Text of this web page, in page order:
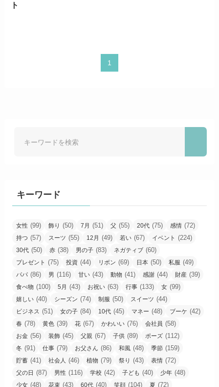
ト
1
キーワード
女性 (99) 飾り (50) 7月 (51) 父 (55) 20代 (75) 感情 (72)
持つ (57) スーツ (55) 12月 (49) 若い (67) イベント (224)
30代 (50) 赤 (38) 男の子 (83) ネガティブ (60)
プレゼント (75) 投資 (44) リボン (69) 日本 (50) 私服 (49)
パパ (86) 男 (116) 甘い (43) 動物 (41) 感謝 (44) 財産 (39)
食べ物 (100) 5月 (43) お祝い (63) 行事 (133) 女 (99)
嬉しい (40) シーズン (74) 制服 (50) スイーツ (44)
ビジネス (51) 女の子 (84) 10代 (45) マネー (48) ブーケ (42)
春 (78) 黄色 (39) 花 (67) かわいい (76) 会社員 (58)
お金 (56) 装飾 (45) 父親 (67) 子供 (89) ポーズ (112)
冬 (91) 仕事 (79) お父さん (86) 和風 (48) 季節 (159)
貯蓄 (41) 社会人 (46) 植物 (79) 祭り (43) 表情 (72)
父の日 (87) 男性 (116) 学校 (42) 子ども (40) 少年 (48)
少女 (48) 花束 (43) 60代 (40) 笑顔 (104) 夏 (72)